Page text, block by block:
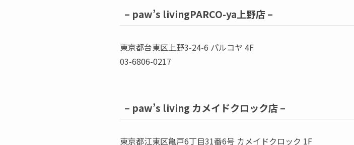
– paw’s livingPARCO-ya上野店 –
東京都台東区上野3-24-6 パルコヤ 4F
03-6806-0217
– paw’s living カメイドクロック店 –
東京都江東区亀戸6丁目31番6号 カメイドクロック 1F